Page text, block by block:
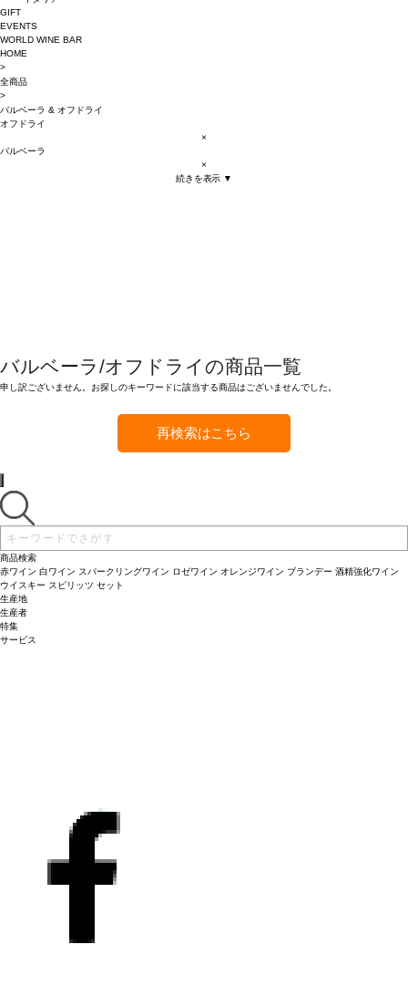
GIFT
EVENTS
WORLD WINE BAR
HOME
>
全商品
>
バルベーラ & オフドライ
オフドライ
×
バルベーラ
×
続きを表示 ▼
バルベーラ/オフドライの商品一覧
申し訳ございません。お探しのキーワードに該当する商品はございませんでした。
再検索はこちら
商品検索
赤ワイン 白ワイン スパークリングワイン ロゼワイン オレンジワイン ブランデー 酒精強化ワイン
ウイスキー スピリッツ セット
生産地
生産者
特集
サービス